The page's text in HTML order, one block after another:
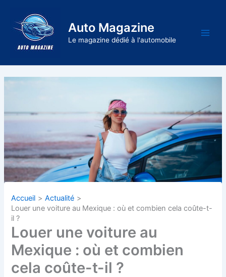
contenu
Auto Magazine
Le magazine dédié à l'automobile
Accueil
Actualité
Louer une voiture au Mexique : où et combien cela coûte-t-
il ?
Louer une voiture au
Mexique : où et combien
cela coûte-t-il ?